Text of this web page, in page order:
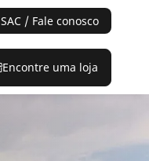
SAC / Fale conosco
Encontre uma loja